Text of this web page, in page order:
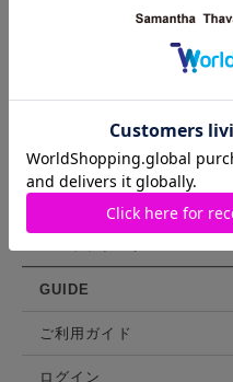
コーディネート
GUIDE
ご利用ガイド
ログイン